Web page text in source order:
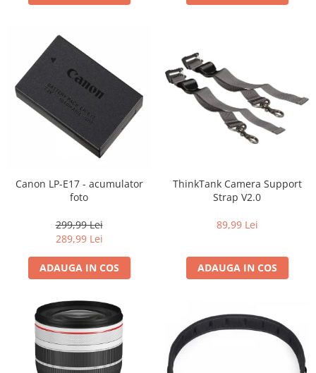
Canon LP-E17 - acumulator
foto
299,99 Lei
289,99 Lei
ADAUGA IN COS
ThinkTank Camera Support
Strap V2.0
89,99 Lei
ADAUGA IN COS